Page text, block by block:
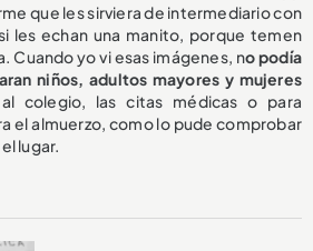
que les sirviera de intermediario con
les echan una manito, porque temen
Cuando yo vi esas imágenes, no podía
niños, adultos mayores y mujeres
colegio, las citas médicas o para
el almuerzo, como lo pude comprobar
lugar.